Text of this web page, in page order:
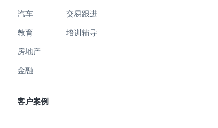
汽车
教育
房地产
金融
交易跟进
培训辅导
客户案例